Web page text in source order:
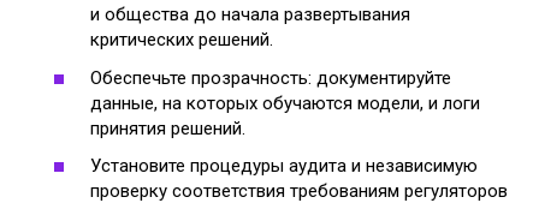
и общества до начала развертывания
критических решений.
Обеспечьте прозрачность: документируйте
данные, на которых обучаются модели, и логи
принятия решений.
Установите процедуры аудита и независимую
проверку соответствия требованиям регуляторов